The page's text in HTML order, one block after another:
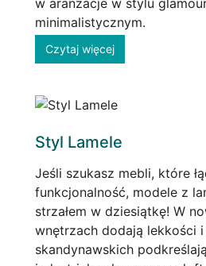
minimalistycznym.
Czytaj więcej
Styl Lamele
Jeśli szukasz mebli, które
funkcjonalność, modele z
strzałem w dziesiątkę! W
wnętrzach dodają lekkości
skandynawskich